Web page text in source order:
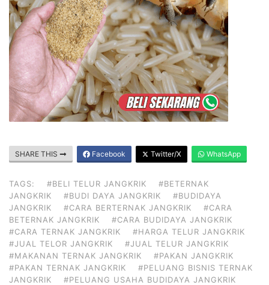
SHARE THIS Facebook Twitter/X WhatsApp
TAGS: #BELI TELUR JANGKRIK
#BETERNAK
JANGKRIK
#BUDI DAYA JANGKRIK
#BUDIDAYA
JANGKRIK
#CARA BERTERNAK JANGKRIK
#CARA
BETERNAK JANGKRIK
#CARA BUDIDAYA JANGKRIK
#CARA TERNAK JANGKRIK
#HARGA TELUR JANGKRIK
#JUAL TELOR JANGKRIK
#JUAL TELUR JANGKRIK
#MAKANAN TERNAK JANGKRIK
#PAKAN JANGKRIK
#PAKAN TERNAK JANGKRIK
#PELUANG BISNIS TERNAK
JANGKRIK
#PELUANG USAHA BUDIDAYA JANGKRIK